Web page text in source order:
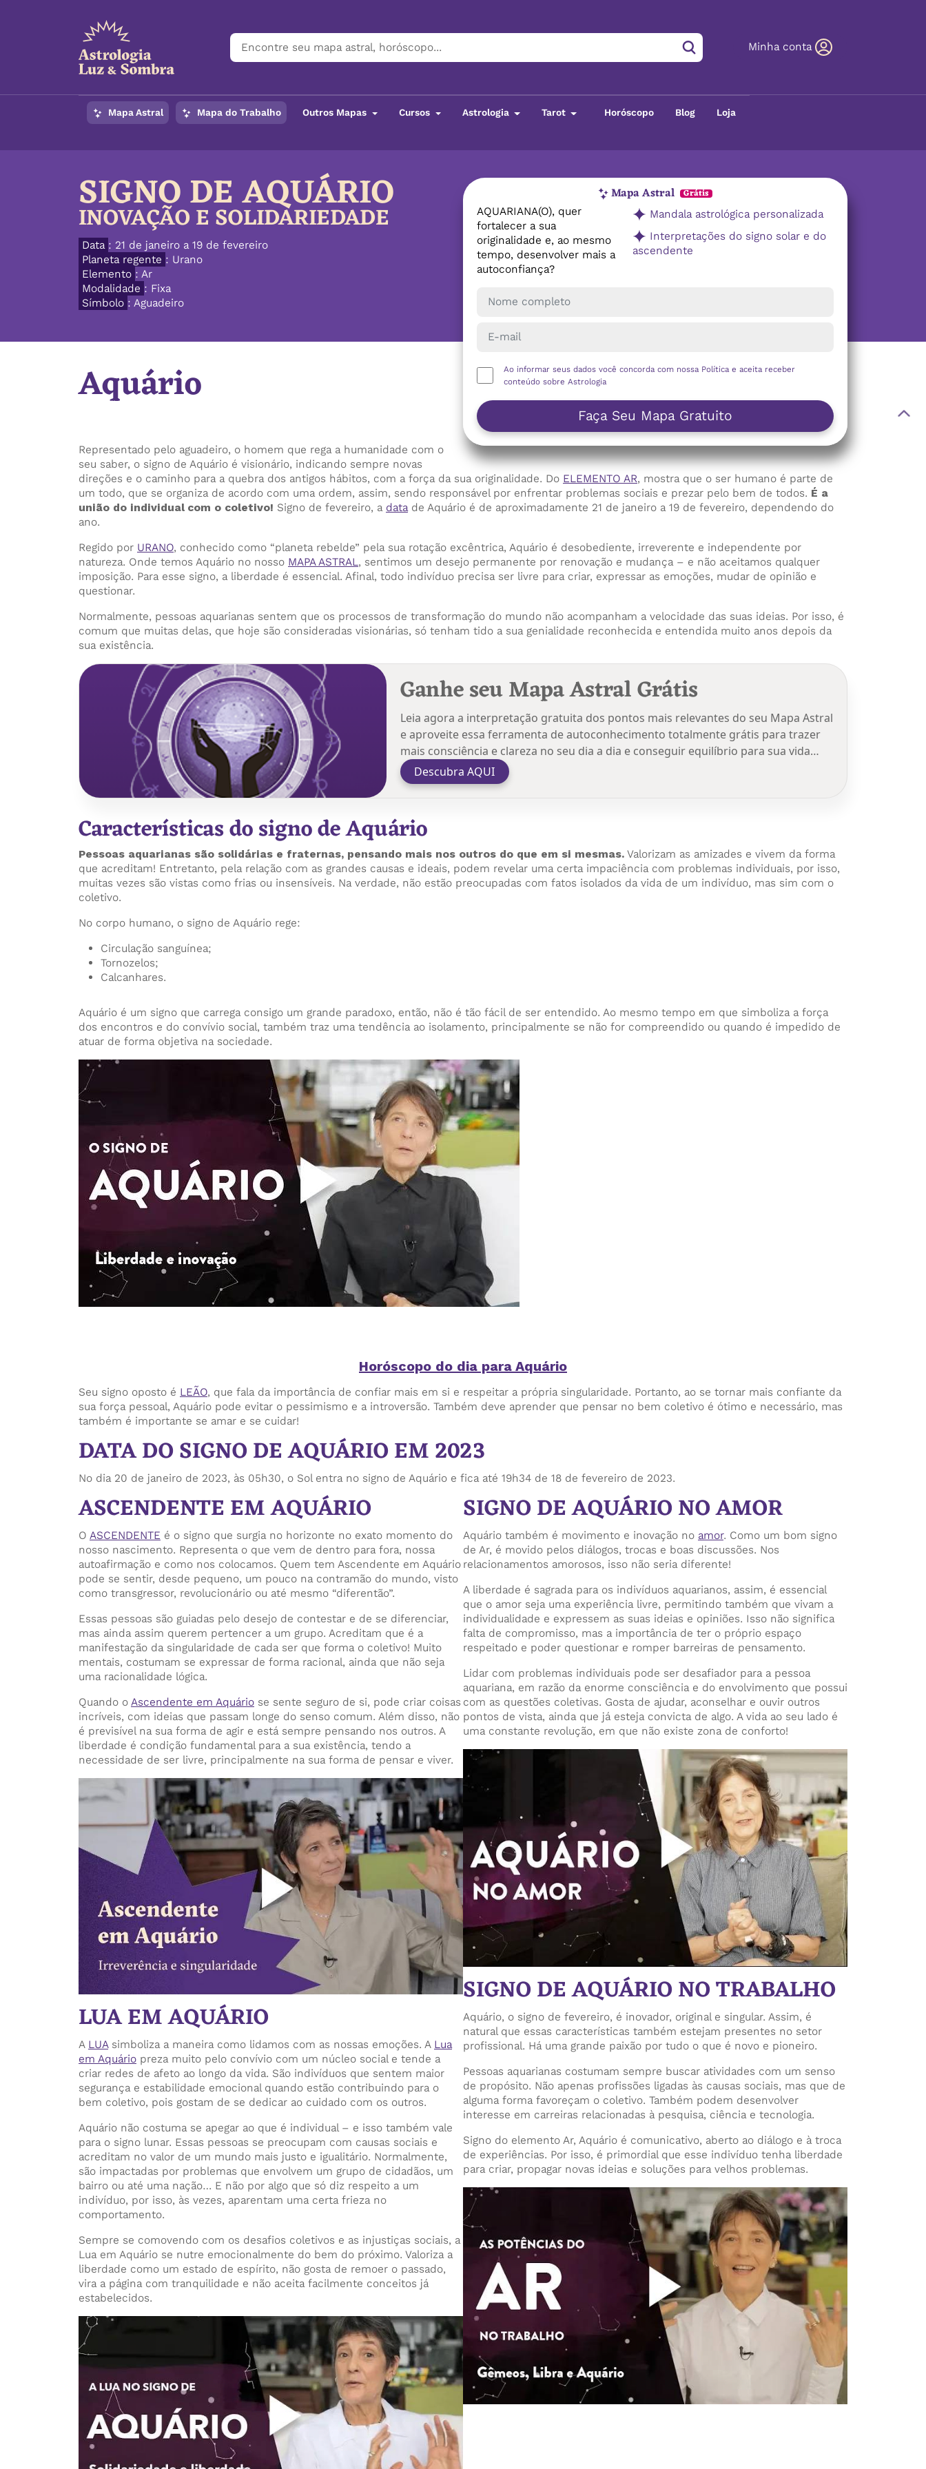
Minha conta
Mapa Astral Mapa do Trabalho Outros Mapas Cursos Astrologia Tarot Horóscopo Blog Loja
Mapa Astral Grátis
AQUARIANA(O), quer
fortalecer a sua
originalidade e, ao mesmo
tempo, desenvolver mais a
autoconfiança?
Mandala astrológica personalizada
Interpretações do signo solar e do
ascendente
Ao informar seus dados você concorda com nossa Políticae aceita receber
conteúdo sobre Astrologia
Faça Seu Mapa Gratuito
SIGNO DE AQUÁRIO
INOVAÇÃO E SOLIDARIEDADE
Data : 21 de janeiro a 19 de fevereiro
Planeta regente : Urano
Elemento : Ar
Modalidade : Fixa
Símbolo : Aguadeiro
Aquário
Representado pelo aguadeiro, o homem que rega a humanidade com o
seu saber, o signo de Aquário é visionário, indicando sempre novas
direções e o caminho para a quebra dos antigos hábitos, com a força da sua originalidade. Do ELEMENTO AR, mostra que o ser humano é parte de
um todo, que se organiza de acordo com uma ordem, assim, sendo responsável por enfrentar problemas sociais e prezar pelo bem de todos. É a
união do individual com o coletivo! Signo de fevereiro, a datade Aquário é de aproximadamente 21 de janeiro a 19 de fevereiro, dependendo do
ano.
Regido por URANO, conhecido como “planeta rebelde” pela sua rotação excêntrica, Aquário é desobediente, irreverente e independente por
natureza. Onde temos Aquário no nosso MAPA ASTRAL, sentimos um desejo permanente por renovação e mudança – e não aceitamos qualquer
imposição. Para esse signo, a liberdade é essencial. Afinal, todo indivíduo precisa ser livre para criar, expressar as emoções, mudar de opinião e
questionar.
Normalmente, pessoas aquarianas sentem que os processos de transformação do mundo não acompanham a velocidade das suas ideias. Por isso, é
comum que muitas delas, que hoje são consideradas visionárias, só tenham tido a sua genialidade reconhecida e entendida muito anos depois da
sua existência.
Ganhe seu Mapa Astral Grátis
Leia agora a interpretação gratuita dos pontos mais relevantes do seu Mapa Astral
e aproveite essa ferramenta de autoconhecimento totalmente grátis para trazer
mais consciência e clareza no seu dia a dia e conseguir equilíbrio para sua vida…
Descubra AQUI
Características do signo de Aquário
Pessoas aquarianas são solidárias e fraternas, pensando mais nos outros do que em si mesmas. Valorizam as amizades e vivem da forma
que acreditam! Entretanto, pela relação com as grandes causas e ideais, podem revelar uma certa impaciência com problemas individuais, por isso,
muitas vezes são vistas como frias ou insensíveis. Na verdade, não estão preocupadas com fatos isolados da vida de um indivíduo, mas sim com o
coletivo.
No corpo humano, o signo de Aquário rege:
Circulação sanguínea;
Tornozelos;
Calcanhares.
Aquário é um signo que carrega consigo um grande paradoxo, então, não é tão fácil de ser entendido. Ao mesmo tempo em que simboliza a força
dos encontros e do convívio social, também traz uma tendência ao isolamento, principalmente se não for compreendido ou quando é impedido de
atuar de forma objetiva na sociedade.
Horóscopo do dia para Aquário
Seu signo oposto é LEÃO, que fala da importância de confiar mais em si e respeitar a própria singularidade. Portanto, ao se tornar mais confiante da
sua força pessoal, Aquário pode evitar o pessimismo e a introversão. Também deve aprender que pensar no bem coletivo é ótimo e necessário, mas
também é importante se amar e se cuidar!
DATA DO SIGNO DE AQUÁRIO EM 2023
No dia 20 de janeiro de 2023, às 05h30, o Sol entra no signo de Aquário e fica até 19h34 de 18 de fevereiro de 2023.
ASCENDENTE EM AQUÁRIO
O ASCENDENTE é o signo que surgia no horizonte no exato momento do
nosso nascimento. Representa o que vem de dentro para fora, nossa
autoafirmação e como nos colocamos. Quem tem Ascendente em Aquário
pode se sentir, desde pequeno, um pouco na contramão do mundo, visto
como transgressor, revolucionário ou até mesmo “diferentão”.
Essas pessoas são guiadas pelo desejo de contestar e de se diferenciar,
mas ainda assim querem pertencer a um grupo. Acreditam que é a
manifestação da singularidade de cada ser que forma o coletivo! Muito
mentais, costumam se expressar de forma racional, ainda que não seja
uma racionalidade lógica.
Quando o Ascendente em Aquário se sente seguro de si, pode criar coisas
incríveis, com ideias que passam longe do senso comum. Além disso, não
é previsível na sua forma de agir e está sempre pensando nos outros. A
liberdade é condição fundamental para a sua existência, tendo a
necessidade de ser livre, principalmente na sua forma de pensar e viver.
LUA EM AQUÁRIO
A LUAsimboliza a maneira como lidamos com as nossas emoções. A Lua
em Aquário preza muito pelo convívio com um núcleo social e tende a
criar redes de afeto ao longo da vida. São indivíduos que sentem maior
segurança e estabilidade emocional quando estão contribuindo para o
bem coletivo, pois gostam de se dedicar ao cuidado com os outros.
Aquário não costuma se apegar ao que é individual – e isso também vale
para o signo lunar. Essas pessoas se preocupam com causas sociais e
acreditam no valor de um mundo mais justo e igualitário. Normalmente,
são impactadas por problemas que envolvem um grupo de cidadãos, um
bairro ou até uma nação… E não por algo que só diz respeito a um
indivíduo, por isso, às vezes, aparentam uma certa frieza no
comportamento.
Sempre se comovendo com os desafios coletivos e as injustiças sociais, a
Lua em Aquário se nutre emocionalmente do bem do próximo. Valoriza a
liberdade como um estado de espírito, não gosta de remoer o passado,
vira a página com tranquilidade e não aceita facilmente conceitos já
estabelecidos.
SIGNO DE AQUÁRIO NO AMOR
Aquário também é movimento e inovação no amor. Como um bom signo
de Ar, é movido pelos diálogos, trocas e boas discussões. Nos
relacionamentos amorosos, isso não seria diferente!
A liberdade é sagrada para os indivíduos aquarianos, assim, é essencial
que o amor seja uma experiência livre, permitindo também que vivam a
individualidade e expressem as suas ideias e opiniões. Isso não significa
falta de compromisso, mas a importância de ter o próprio espaço
respeitado e poder questionar e romper barreiras de pensamento.
Lidar com problemas individuais pode ser desafiador para a pessoa
aquariana, em razão da enorme consciência e do envolvimento que possui
com as questões coletivas. Gosta de ajudar, aconselhar e ouvir outros
pontos de vista, ainda que já esteja convicta de algo. A vida ao seu lado é
uma constante revolução, em que não existe zona de conforto!
SIGNO DE AQUÁRIO NO TRABALHO
Aquário, o signo de fevereiro, é inovador, original e singular. Assim, é
natural que essas características também estejam presentes no setor
profissional. Há uma grande paixão por tudo o que é novo e pioneiro.
Pessoas aquarianas costumam sempre buscar atividades com um senso
de propósito. Não apenas profissões ligadas às causas sociais, mas que de
alguma forma favoreçam o coletivo. Também podem desenvolver
interesse em carreiras relacionadas à pesquisa, ciência e tecnologia.
Signo do elemento Ar, Aquário é comunicativo, aberto ao diálogo e à troca
de experiências. Por isso, é primordial que esse indivíduo tenha liberdade
para criar, propagar novas ideias e soluções para velhos problemas.